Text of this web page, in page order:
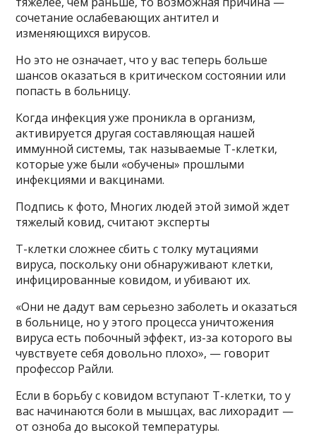
сочетание ослабевающих антител и
изменяющихся вирусов.
Но это не означает, что у вас теперь больше
шансов оказаться в критическом состоянии или
попасть в больницу.
Когда инфекция уже проникла в организм,
активируется другая составляющая нашей
иммунной системы, так называемые Т-клетки,
которые уже были «обучены» прошлыми
инфекциями и вакцинами.
Подпись к фото, Многих людей этой зимой ждет
тяжелый ковид, считают эксперты
Т-клетки сложнее сбить с толку мутациями
вируса, поскольку они обнаруживают клетки,
инфицированные ковидом, и убивают их.
«Они не дадут вам серьезно заболеть и оказаться
в больнице, но у этого процесса уничтожения
вируса есть побочный эффект, из-за которого вы
чувствуете себя довольно плохо», — говорит
профессор Райли.
Если в борьбу с ковидом вступают Т-клетки, то у
вас начинаются боли в мышцах, вас лихорадит —
от озноба до высокой температуры.